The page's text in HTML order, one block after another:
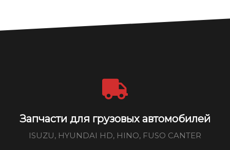
Запчасти для грузовых автомобилей
ISUZU, HYUNDAI HD, HINO, FUSO CANTER